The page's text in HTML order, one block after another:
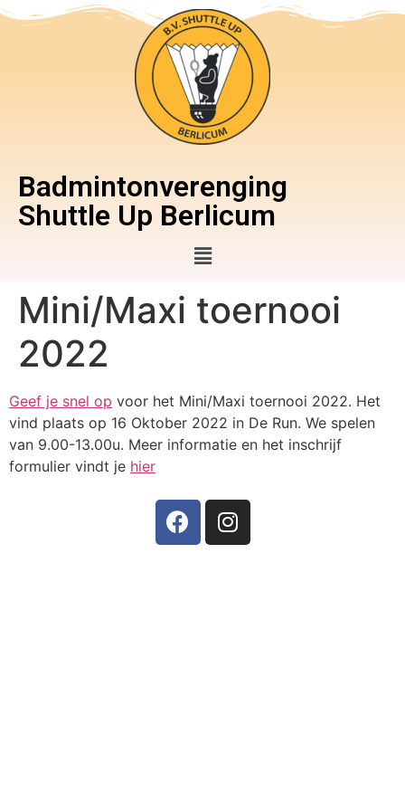
Badmintonverenging
Shuttle Up Berlicum
Mini/Maxi toernooi
2022
Geef je snel op voor het Mini/Maxi toernooi 2022. Het
vind plaats op 16 Oktober 2022 in De Run. We spelen
van 9.00-13.00u. Meer informatie en het inschrijf
formulier vindt je hier